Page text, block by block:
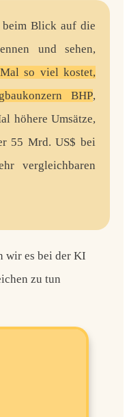
beim Blick auf die
und sehen,
so viel kostet,
BHP,
höhere Umsätze,
55 Mrd. US$ bei
vergleichbaren
wir es bei der KI
zu tun